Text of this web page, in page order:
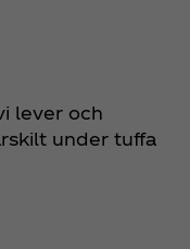
lever och
under tuffa